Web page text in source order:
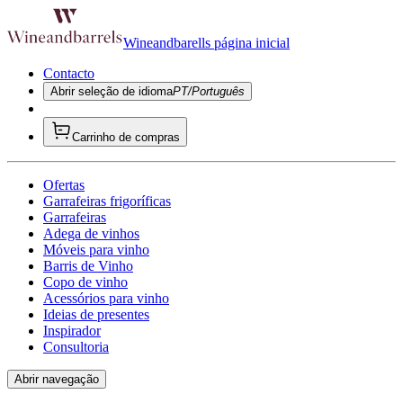
Wineandbarells página inicial
Contacto
Abrir seleção de idiomaPT/Português
Carrinho de compras
Ofertas
Garrafeiras frigoríficas
Garrafeiras
Adega de vinhos
Móveis para vinho
Barris de Vinho
Copo de vinho
Acessórios para vinho
Ideias de presentes
Inspirador
Consultoria
Abrir navegação